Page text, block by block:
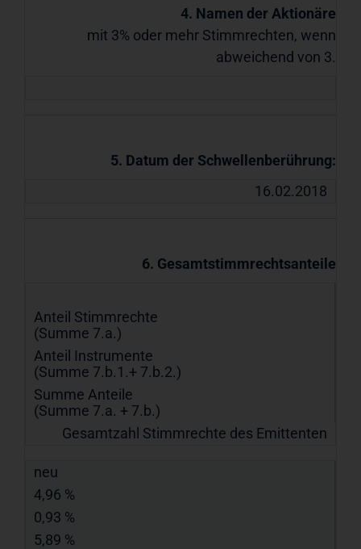
4. Namen der Aktionäre
mit 3% oder mehr Stimmrechten, wenn
abweichend von 3.
5. Datum der Schwellenberührung:
16.02.2018
6. Gesamtstimmrechtsanteile
Anteil Stimmrechte
(Summe 7.a.)
Anteil Instrumente
(Summe 7.b.1.+ 7.b.2.)
Summe Anteile
(Summe 7.a. + 7.b.)
Gesamtzahl Stimmrechte des Emittenten
neu
4,96 %
0,93 %
5,89 %